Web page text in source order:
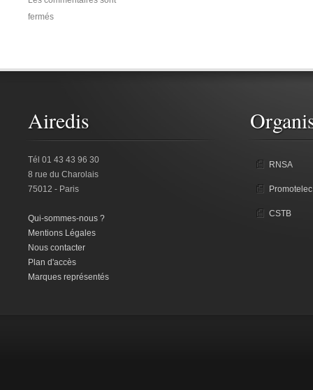
fermés
Airedis
Tél 01 43 43 96 30
8 rue du Charolais
75012 - Paris
Qui-sommes-nous ?
Mentions Légales
Nous contacter
Plan d'accès
Marques représentés
RNSA
Promotelec
CSTB